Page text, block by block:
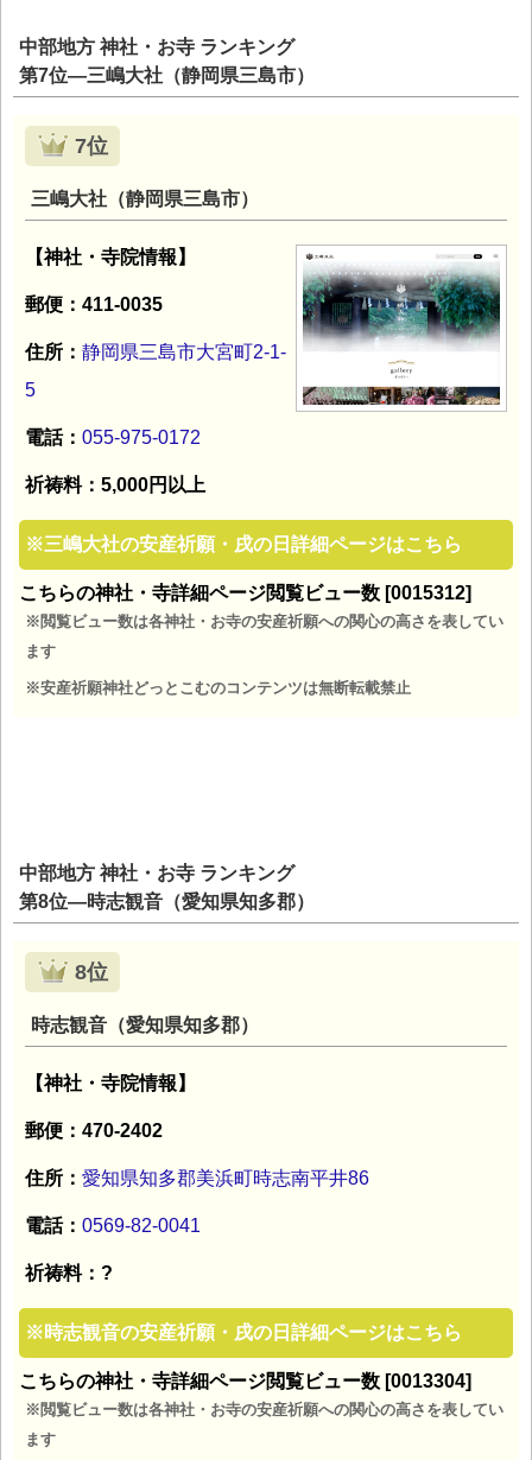
中部地方 神社・お寺 ランキング
第7位―三嶋大社（静岡県三島市）
7位
三嶋大社（静岡県三島市）
【神社・寺院情報】
郵便：411-0035
住所： 静岡県三島市大宮町2-1-
5
電話： 055-975-0172
祈祷料：5,000円以上
※三嶋大社の安産祈願・戌の日詳細ページはこちら
こちらの神社・寺詳細ページ閲覧ビュー数 [0015312]
※閲覧ビュー数は各神社・お寺の安産祈願への関心の高さを表してい
ます
※安産祈願神社どっとこむのコンテンツは無断転載禁止
中部地方 神社・お寺 ランキング
第8位―時志観音（愛知県知多郡）
8位
時志観音（愛知県知多郡）
【神社・寺院情報】
郵便：470-2402
住所： 愛知県知多郡美浜町時志南平井86
電話： 0569-82-0041
祈祷料：?
※時志観音の安産祈願・戌の日詳細ページはこちら
こちらの神社・寺詳細ページ閲覧ビュー数 [0013304]
※閲覧ビュー数は各神社・お寺の安産祈願への関心の高さを表してい
ます